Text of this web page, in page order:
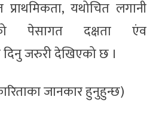
प्राथमिकता, यथोचित लगानी
पेसागत दक्षता एंव
दिनु जरुरी देखिएको छ ।
जानकार हुनुहुन्छ)